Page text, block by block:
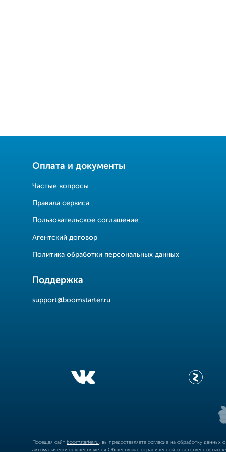
Оплата и документы
Частые вопросы
Правила сервиса
Пользовательское соглашение
Агентский договор
Политика обработки персональных данных
Поддержка
support@boomstarter.ru
Посещая сайт boomstarter.ru , вы предоставляете согласие на обработку
автоматически осуществляется Обществом с ограниченной